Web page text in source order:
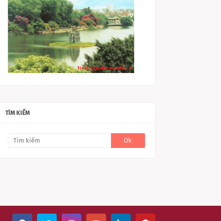
TÌM KIẾM